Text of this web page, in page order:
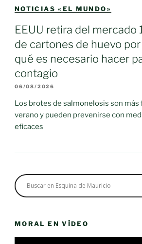
NOTICIAS «EL MUNDO»
EEUU retira del mercado
de cartones de huevo
qué es necesario hacer
contagio
06/08/2026
Los brotes de salmonelosis son
verano y pueden prevenirse con
eficaces
MORAL EN VÍDEO